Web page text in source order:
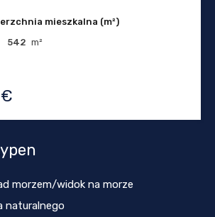
mieszkalna (m²)
542 m²
morzem/widok na morze
naturalnego